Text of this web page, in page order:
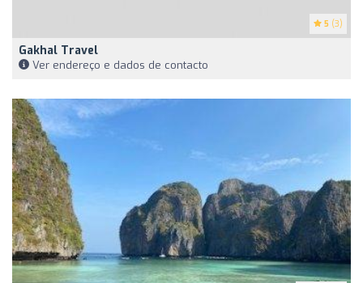
5 (3)
Gakhal Travel
Ver endereço e dados de contacto